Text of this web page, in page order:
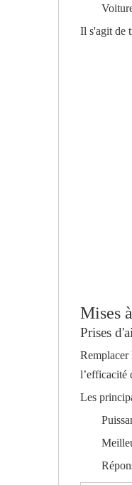
Il s'agit de
Mises
Prises
Remplacer
l’efficacité
Les